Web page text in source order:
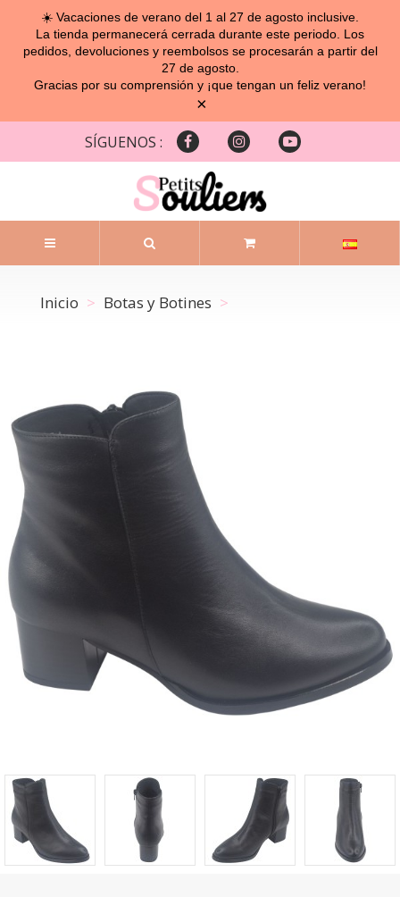
☀️ Vacaciones de verano del 1 al 27 de agosto inclusive.
La tienda permanecerá cerrada durante este periodo. Los
pedidos, devoluciones y reembolsos se procesarán a partir del
27 de agosto.
Gracias por su comprensión y ¡que tengan un feliz verano!
×
SÍGUENOS :
Inicio Botas y Botines